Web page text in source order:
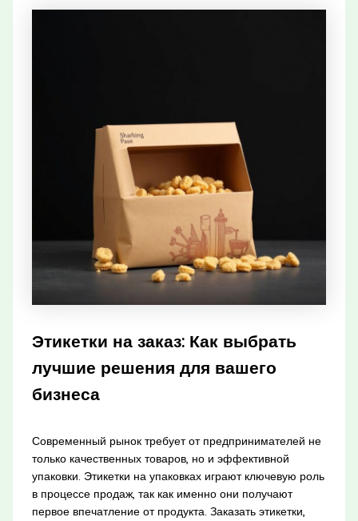
Этикетки на заказ: Как выбрать
лучшие решения для вашего
бизнеса
Современный рынок требует от предпринимателей не
только качественных товаров, но и эффективной
упаковки. Этикетки на упаковках играют ключевую роль
в процессе продаж, так как именно они получают
первое впечатление от продукта. Заказать этикетки,